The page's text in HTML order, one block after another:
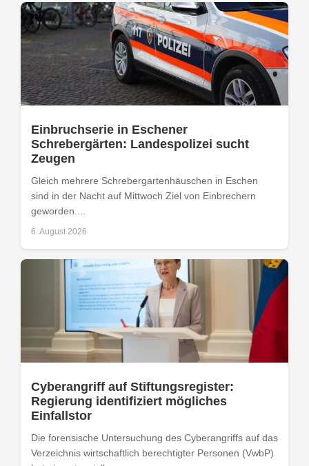
Einbruchserie in Eschener
Schrebergärten: Landespolizei sucht
Zeugen
Gleich mehrere Schrebergartenhäuschen in Eschen
sind in der Nacht auf Mittwoch Ziel von Einbrechern
geworden....
6. August 2026
Cyberangriff auf Stiftungsregister:
Regierung identifiziert mögliches
Einfallstor
Die forensische Untersuchung des Cyberangriffs auf das
Verzeichnis wirtschaftlich berechtigter Personen (VwbP)